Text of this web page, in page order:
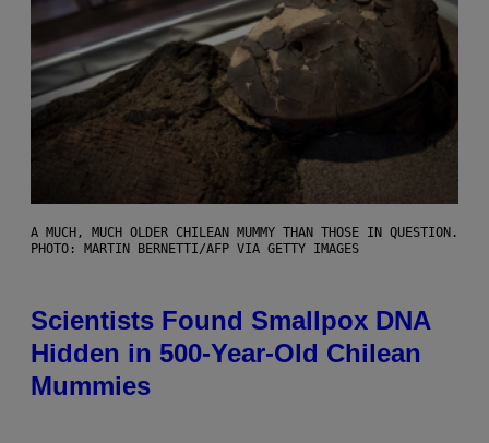
A MUCH, MUCH OLDER CHILEAN MUMMY THAN THOSE IN QUESTION.
PHOTO: MARTIN BERNETTI/AFP VIA GETTY IMAGES
Scientists Found Smallpox DNA
Hidden in 500-Year-Old Chilean
Mummies